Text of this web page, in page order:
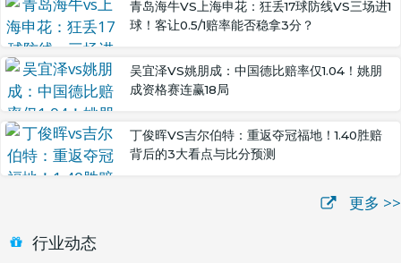
青岛海牛VS上海申花：狂丢17球防线VS三场进1
球！客让0.5/1赔率能否稳拿3分？
吴宜泽VS姚朋成：中国德比赔率仅1.04！姚朋
成资格赛连赢18局
丁俊晖VS吉尔伯特：重返夺冠福地！1.40胜赔
背后的3大看点与比分预测
更多 >>
行业动态